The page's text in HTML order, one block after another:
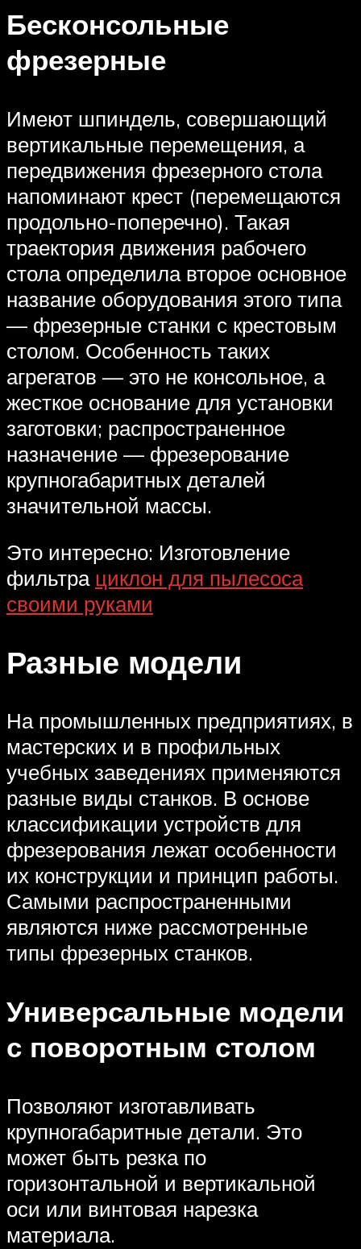
Бесконсольные
фрезерные
Имеют шпиндель, совершающий
вертикальные перемещения, а
передвижения фрезерного стола
напоминают крест (перемещаются
продольно-поперечно). Такая
траектория движения рабочего
стола определила второе основное
название оборудования этого типа
— фрезерные станки с крестовым
столом. Особенность таких
агрегатов — это не консольное, а
жесткое основание для установки
заготовки; распространенное
назначение — фрезерование
крупногабаритных деталей
значительной массы.
Это интересно: Изготовление
фильтра циклон для пылесоса
своими руками
Разные модели
На промышленных предприятиях, в
мастерских и в профильных
учебных заведениях применяются
разные виды станков. В основе
классификации устройств для
фрезерования лежат особенности
их конструкции и принцип работы.
Самыми распространенными
являются ниже рассмотренные
типы фрезерных станков.
Универсальные модели
с поворотным столом
Позволяют изготавливать
крупногабаритные детали. Это
может быть резка по
горизонтальной и вертикальной
оси или винтовая нарезка
материала.